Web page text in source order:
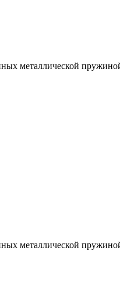
металлической
металлической